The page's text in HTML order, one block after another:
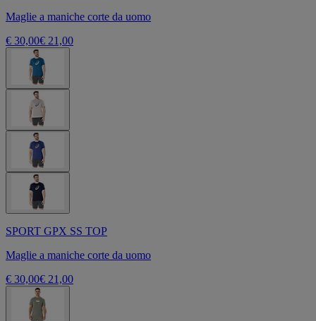
Maglie a maniche corte da uomo
€ 30,00€ 21,00
SPORT GPX SS TOP
Maglie a maniche corte da uomo
€ 30,00€ 21,00